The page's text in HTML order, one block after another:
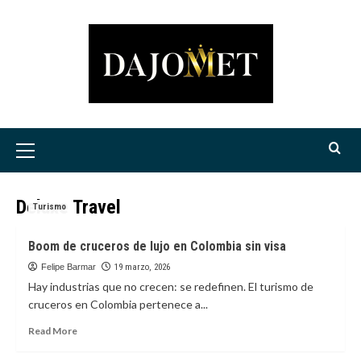
Menú
Deluxe Travel
Turismo
Boom de cruceros de lujo en Colombia sin visa
Felipe Barmar 19 marzo, 2026
Hay industrias que no crecen: se redefinen. El turismo de
cruceros en Colombia pertenece a...
Read MoreRead